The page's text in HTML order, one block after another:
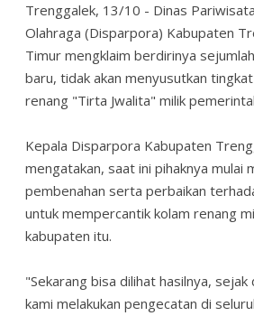
Trenggalek, 13/10 - Dinas
Olahraga (Disparpora) Kabupaten
Timur mengklaim berdirinya
baru, tidak akan menyusutkan
renang "Tirta Jwalita" milik
Kepala Disparpora Kabupaten
mengatakan, saat ini pihaknya mulai
pembenahan serta perbaikan
untuk mempercantik kolam renang
kabupaten itu.
"Sekarang bisa dilihat hasilnya,
kami melakukan pengecatan di